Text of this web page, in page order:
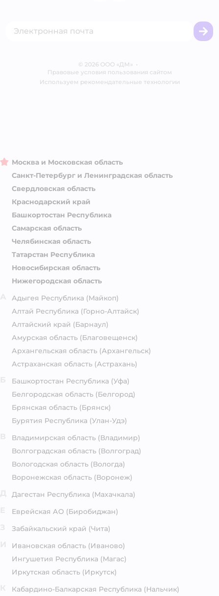
Блог
Корм для собак
© 2026 ООО «ДМ» •
Правовые условия пользования сайтом
Используем рекомендательные технологии
Москва и Московская область
Санкт-Петербург и Ленинградская область
Свердловская область
Краснодарский край
Башкортостан Республика
Самарская область
Челябинская область
Татарстан Республика
Новосибирская область
Нижегородская область
Адыгея Республика (Майкоп)
Алтай Республика (Горно-Алтайск)
Алтайский край (Барнаул)
Амурская область (Благовещенск)
Архангельская область (Архангельск)
Астраханская область (Астрахань)
Башкортостан Республика (Уфа)
Белгородская область (Белгород)
Брянская область (Брянск)
Бурятия Республика (Улан-Удэ)
Владимирская область (Владимир)
Волгоградская область (Волгоград)
Вологодская область (Вологда)
Воронежская область (Воронеж)
Дагестан Республика (Махачкала)
Еврейская АО (Биробиджан)
Забайкальский край (Чита)
Ивановская область (Иваново)
Ингушетия Республика (Магас)
Иркутская область (Иркутск)
Кабардино-Балкарская Республика (Нальчик)